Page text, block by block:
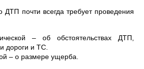
ДТП почти всегда требует проведения
– об обстоятельствах ДТП,
дороги и ТС.
– о размере ущерба.